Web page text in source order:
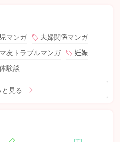
マンガ
夫婦関係マンガ
友トラブルマンガ
妊娠
験談
と見る